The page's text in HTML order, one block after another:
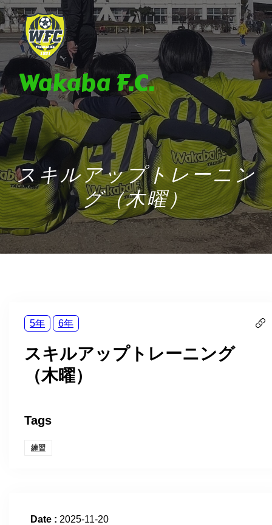
Wakaba F.C.
スキルアップトレーニン
グ（木曜）
5年 6年
スキルアップトレーニング
（木曜）
Tags
練習
Date : 2025-11-20